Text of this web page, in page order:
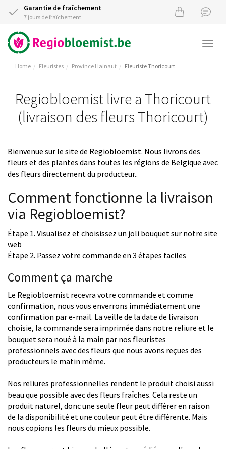
Garantie de fraîchement
7 jours de fraîchement
Home Fleuristes Province Hainaut Fleuriste Thoricourt
Regiobloemist livre a Thoricourt
(livraison des fleurs Thoricourt)
Bienvenue sur le site de Regiobloemist. Nous livrons des
fleurs et des plantes dans toutes les régions de Belgique avec
des fleurs directement du producteur..
Comment fonctionne la livraison
via Regiobloemist?
Étape 1. Visualisez et choisissez un joli bouquet sur notre site
web
Étape 2. Passez votre commande en 3 étapes faciles
Comment ça marche
Le Regiobloemist recevra votre commande et comme
confirmation, nous vous enverrons immédiatement une
confirmation par e-mail. La veille de la date de livraison
choisie, la commande sera imprimée dans notre reliure et le
bouquet sera noué à la main par nos fleuristes
professionnels avec des fleurs que nous avons reçues des
producteurs le matin même.
Nos reliures professionnelles rendent le produit choisi aussi
beau que possible avec des fleurs fraîches. Cela reste un
produit naturel, donc une seule fleur peut différer en raison
de la disponibilité et une couleur peut être différente. Mais
nous copions les fleurs du mieux possible.